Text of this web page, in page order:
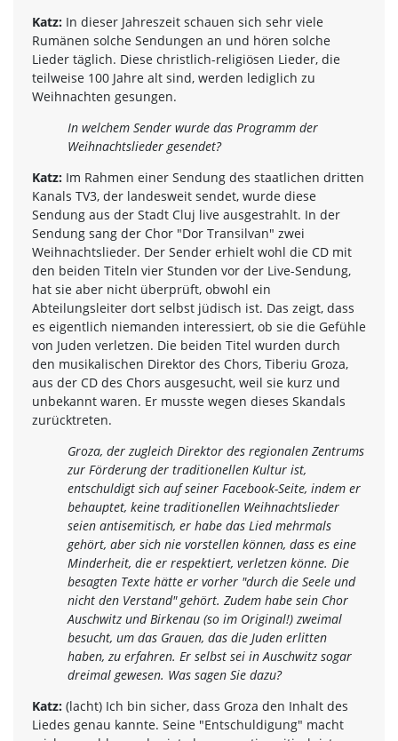
Katz: In dieser Jahreszeit schauen sich sehr viele
Rumänen solche Sendungen an und hören solche
Lieder täglich. Diese christlich-religiösen Lieder, die
teilweise 100 Jahre alt sind, werden lediglich zu
Weihnachten gesungen.
In welchem Sender wurde das Programm der
Weihnachtslieder gesendet?
Katz: Im Rahmen einer Sendung des staatlichen dritten
Kanals TV3, der landesweit sendet, wurde diese
Sendung aus der Stadt Cluj live ausgestrahlt. In der
Sendung sang der Chor "Dor Transilvan" zwei
Weihnachtslieder. Der Sender erhielt wohl die CD mit
den beiden Titeln vier Stunden vor der Live-Sendung,
hat sie aber nicht überprüft, obwohl ein
Abteilungsleiter dort selbst jüdisch ist. Das zeigt, dass
es eigentlich niemanden interessiert, ob sie die Gefühle
von Juden verletzen. Die beiden Titel wurden durch
den musikalischen Direktor des Chors, Tiberiu Groza,
aus der CD des Chors ausgesucht, weil sie kurz und
unbekannt waren. Er musste wegen dieses Skandals
zurücktreten.
Groza, der zugleich Direktor des regionalen Zentrums
zur Förderung der traditionellen Kultur ist,
entschuldigt sich auf seiner Facebook-Seite, indem er
behauptet, keine traditionellen Weihnachtslieder
seien antisemitisch, er habe das Lied mehrmals
gehört, aber sich nie vorstellen können, dass es eine
Minderheit, die er respektiert, verletzen könne. Die
besagten Texte hätte er vorher "durch die Seele und
nicht den Verstand" gehört. Zudem habe sein Chor
Auschwitz und Birkenau (so im Original!) zweimal
besucht, um das Grauen, das die Juden erlitten
haben, zu erfahren. Er selbst sei in Auschwitz sogar
dreimal gewesen. Was sagen Sie dazu?
Katz: (lacht) Ich bin sicher, dass Groza den Inhalt des
Liedes genau kannte. Seine "Entschuldigung" macht